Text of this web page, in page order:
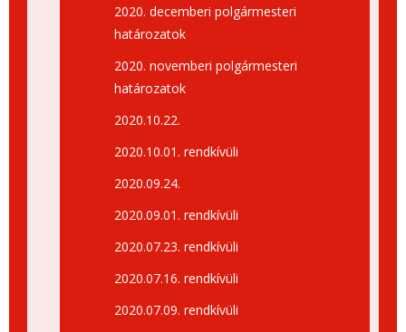
2020. decemberi polgármesteri
határozatok
2020. novemberi polgármesteri
határozatok
2020.10.22.
2020.10.01. rendkívüli
2020.09.24.
2020.09.01. rendkívüli
2020.07.23. rendkívüli
2020.07.16. rendkívüli
2020.07.09. rendkívüli